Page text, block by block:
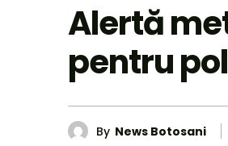
Alertă
pentru
By News Botosani